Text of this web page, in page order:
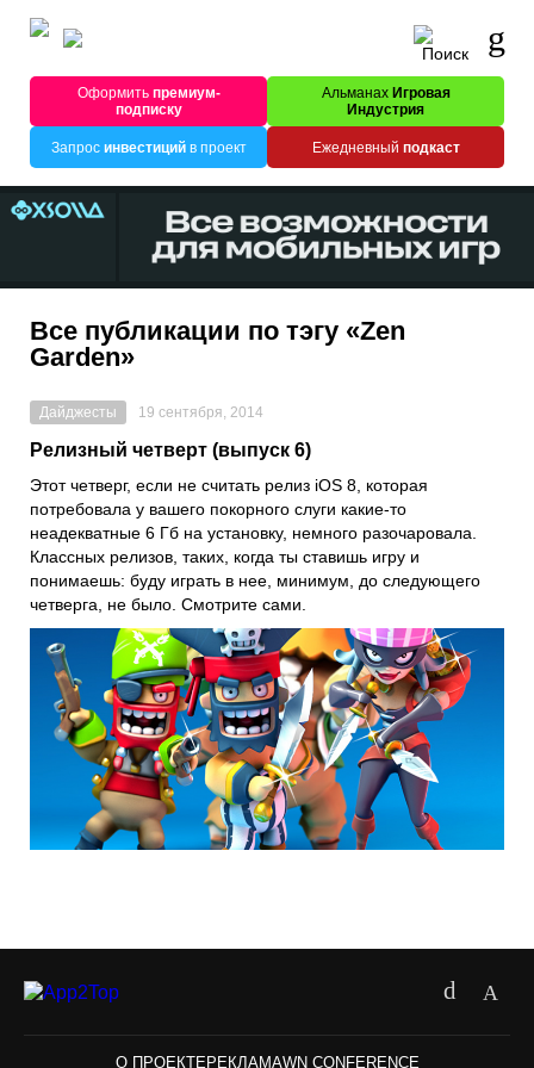
Оформитьпремиум-
подписку
Альманах Игровая
Индустрия
Запрос инвестицийв проект Ежедневный подкаст
Все публикации по тэгу «Zen
Garden»
Дайджесты 19 сентября, 2014
Релизный четверт (выпуск 6)
Этот четверг, если не считать релиз iOS 8, которая
потребовала у вашего покорного слуги какие-то
неадекватные 6 Гб на установку, немного разочаровала.
Классных релизов, таких, когда ты ставишь игру и
понимаешь: буду играть в нее, минимум, до следующего
четверга, не было. Смотрите сами.
О ПРОЕКТЕРЕКЛАМАWN CONFERENCE